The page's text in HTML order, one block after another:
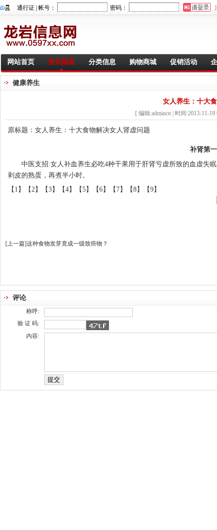
通行证 | 帐号： 密码：
网站首页 资讯频道 分类信息 购物商城 促销活动
健康养生
女人养生：十大
[ 编辑:admincn | 时间:2013-11-19
原标题：女人养生：十大食物解决女人肾虚问题
补肾第
中医支招:女人补血养生必吃4种干果用于肝肾亏虚所致的血虚失眠
剥皮的熟蛋，再煮半小时。
【1】
【2】 【3】 【4】 【5】 【6】 【7】 【8】 【9】
[上一篇]这种食物发芽竟成一级致癌物？
评论
称呼:
验 证 码:
内容: